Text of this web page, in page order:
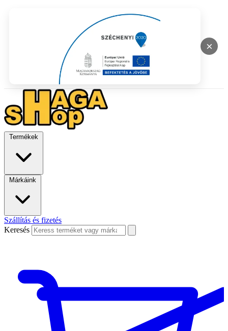
×
Termékek
Márkáink
Szállítás és fizetés
Keresés